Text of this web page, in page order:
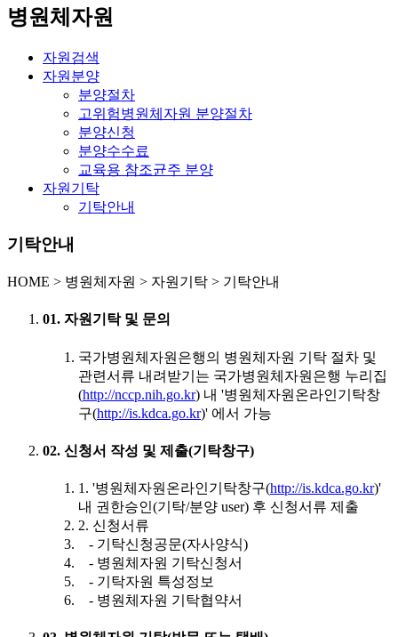
병원체자원
자원검색
자원분양
분양절차
고위험병원체자원 분양절차
분양신청
분양수수료
교육용 참조균주 분양
자원기탁
기탁안내
기탁안내
HOME > 병원체자원 > 자원기탁 > 기탁안내
01. 자원기탁 및 문의
국가병원체자원은행의 병원체자원 기탁 절차 및
관련서류 내려받기는 국가병원체자원은행 누리집
(http://nccp.nih.go.kr) 내 '병원체자원온라인기탁창
구(http://is.kdca.go.kr)' 에서 가능
02. 신청서 작성 및 제출(기탁창구)
1. '병원체자원온라인기탁창구(http://is.kdca.go.kr)'
내 권한승인(기탁/분양 user) 후 신청서류 제출
2. 신청서류
- 기탁신청공문(자사양식)
- 병원체자원 기탁신청서
- 기탁자원 특성정보
- 병원체자원 기탁협약서